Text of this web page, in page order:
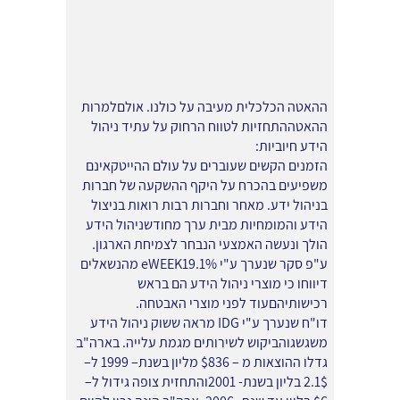
ההאטה הכלכלית מעיבה על כולנו. אולםלמרות
ההאטההתחזיות לטווח הרחוק על עתיד ניהול
הידע חיוביות:
הזמנים הקשים שעוברים על עולם ההייטקאינם
משפיעים בהכרח על היקף ההשקעה של חברות
בניהול ידע. מאחר וחברות רבות רואות בניצול
הידע והמומחיות מבית ערך מחודשניהול הידע
הולך ונעשה האמצעי הנבחר לצמיחת הארגון.
ע"פ סקר שנערך ע"י eWEEK19.1% מהנשאלים
דיווחו כי מוצרי ניהול הידע הם בראש
רכישותיהםעוד לפני מוצרי האבטחה.
דו"ח שנערך ע"י IDG מראה ששוק ניהול הידע
משגשגוהביקוש לשירותים מגמת עלייה. בארה"ב
גדלו ההוצאות מ – $836 מליון בשנת– 1999 ל–
2.1$ בליון בשנת- 2001והתחזית צופה גידול ל–